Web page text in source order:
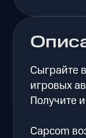
Сыграйте
игровых
Получите
Capcom